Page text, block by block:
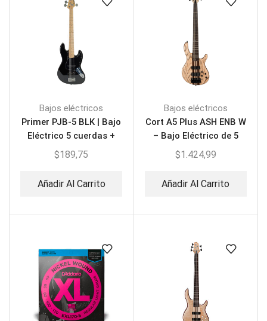
Bajos eléctricos
Primer PJB-5 BLK | Bajo
Eléctrico 5 cuerdas +
Estuche
$189,75
Añadir Al Carrito
Bajos eléctricos
Cort A5 Plus ASH ENB W
– Bajo Eléctrico de 5
Cuerdas
$1.424,99
Añadir Al Carrito